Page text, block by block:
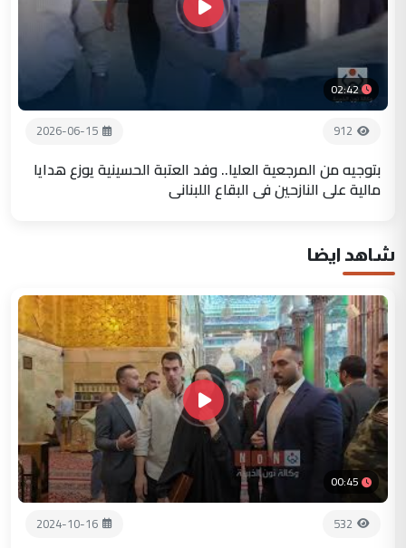
02:42
912
2026-06-15
بتوجيه من المرجعية العليا.. وفد العتبة الحسينية يوزع هدايا
مالية على النازحين في البقاع اللبناني
شاهد ايضا
00:45
532
2024-10-16